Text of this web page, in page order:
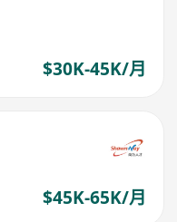
$30K-45K/月
$45K-65K/月